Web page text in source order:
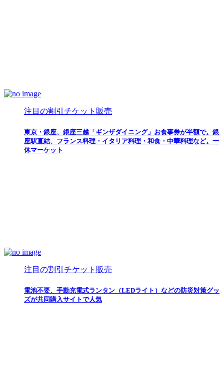
注目の割引チケット販売
東京・銀座、銀座三越「ギンザダイニング」お食事券が半額で。銀
座駅直結、フランス料理・イタリア料理・和食・中華料理など。一
休マーケット
注目の割引チケット販売
電池不要、手動充電式ランタン（LEDライト）などの防災対策グッ
ズが共同購入サイトで人気